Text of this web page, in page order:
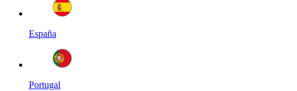
España
Portugal